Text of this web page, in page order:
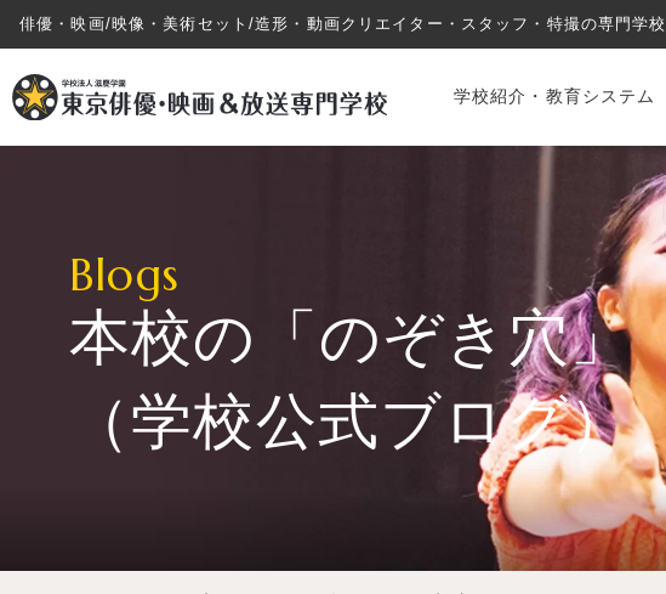
俳優・映画/映像・美術セット/造形・動画クリエイター・スタッフ・特撮の専門学校
学校紹介・教育システム
専攻・コース紹介
Blogs
本校の「のぞき穴」
（学校公式ブログ）